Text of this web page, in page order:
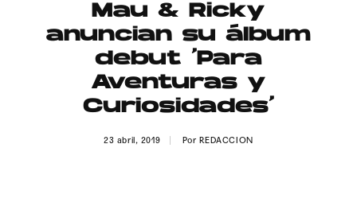
Contacto
Aviso Legal
© 2015-2022 UMOMAG. PROPIEDAD DE UMO agency. TODOS LOS
DERECHOS RESERVADOS.
Mau & Ricky
anuncian su álbum
debut ‘Para
Aventuras y
Curiosidades’
23 abril, 2019 Por REDACCION